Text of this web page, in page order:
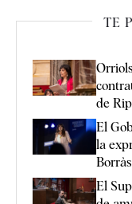
TE
de
El
la
El